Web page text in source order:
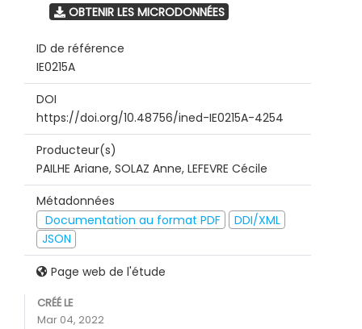
OBTENIR LES MICRODONNÉES
ID de référence
IE0215A
DOI
https://doi.org/10.48756/ined-IE0215A-4254
Producteur(s)
PAILHE Ariane, SOLAZ Anne, LEFEVRE Cécile
Métadonnées
Documentation au format PDF
DDI/XML
JSON
Page web de l'étude
CRÉÉ LE
Mar 04, 2022